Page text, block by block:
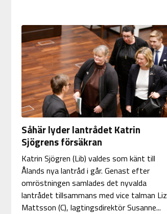
Såhär lyder lantrådet Katrin
Sjögrens försäkran
Katrin Sjögren (Lib) valdes som känt till
Ålands nya lantråd i går. Genast efter
omröstningen samlades det nyvalda
lantrådet tillsammans med vice talman Liz
Mattsson (C), lagtingsdirektör Susanne...